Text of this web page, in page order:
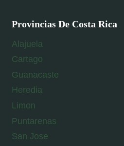
Provincias De Costa Rica
Alajuela
Cartago
Guanacaste
Heredia
Limon
Puntarenas
San Jose